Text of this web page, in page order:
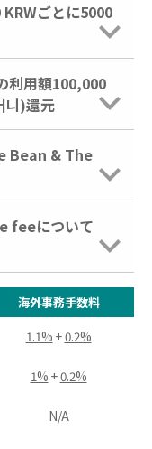
ごとに5000
利用額100,000
니)還元
Bean & The
feeについて
海外事務手数料
1.1% +0.2%
1% +0.2%
N/A